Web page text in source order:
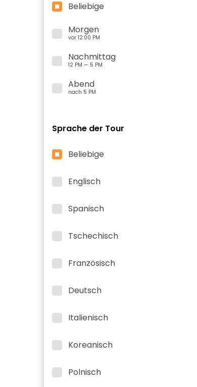
Beliebige
Morgen
vor 12:00 PM
Nachmittag
12 PM — 5 PM
Abend
nach 5 PM
Sprache der Tour
Beliebige
Englisch
Spanisch
Tschechisch
Französisch
Deutsch
Italienisch
Koreanisch
Polnisch